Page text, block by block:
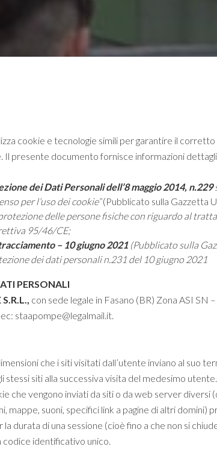
cookie e tecnologie simili per garantire il
Il presente documento fornisce informazioni
dei Dati Personali dell’8 maggio 2014, n.229
per l’uso dei cookie”(Pubblicato sulla Gazzetta
delle persone fisiche con riguardo al
95/46/CE;
– 10 giugno 2021 (Pubblicato sulla
dei dati personali n.231 del 10 giugno 2021
PERSONALI
, con sede legale in Fasano (BR) Zona ASI SN
staapompe@legalmail.it.
che i siti visitati dall’utente inviano al suo
siti alla successiva visita del medesimo
che vengono inviati da siti o da web server diversi
mappe, suoni, specifici link a pagine di altri domini)
durata di una sessione (cioè fino a che non si
codice identificativo unico.